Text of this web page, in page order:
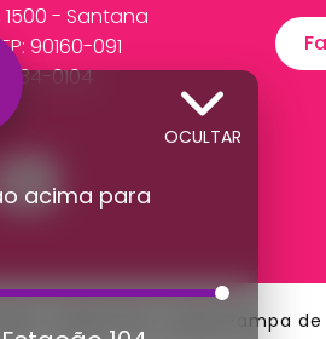
- Santana
90160-091
0104
- Rádio 104 - Rede Pampa
OCULTAR
acima para